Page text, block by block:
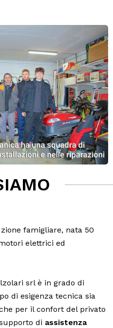
famigliare, nata 50
elettrici ed
srl è in grado di
di esigenza tecnica sia
per il confort del privato
di assistenza